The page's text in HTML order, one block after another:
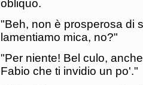
obliquo.
"Beh, non è prosperosa di
lamentiamo mica, no?"
"Per niente! Bel culo,
Fabio che ti invidio un po'."